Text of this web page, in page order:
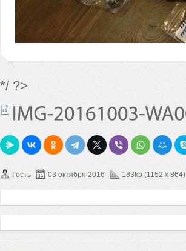
*/ ?>
Гость 03 октября 2016 183kb (1152 x 864)